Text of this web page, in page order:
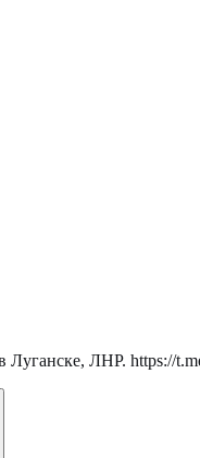
Луганске, ЛНР. https://